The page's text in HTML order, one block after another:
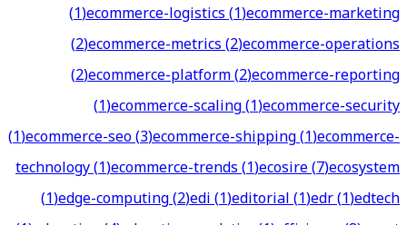
(1)ecommerce-logistics(1)ecommerce-marketing
(2)ecommerce-metrics(2)ecommerce-operations
(2)ecommerce-platform(2)ecommerce-reporting
(1)ecommerce-scaling(1)ecommerce-security
(1)ecommerce-seo(3)ecommerce-shipping(1)ecommerce-
technology(1)ecommerce-trends(1)ecosire(7)ecosystem
(1)edge-computing(2)edi(1)editorial(1)edr(1)edtech